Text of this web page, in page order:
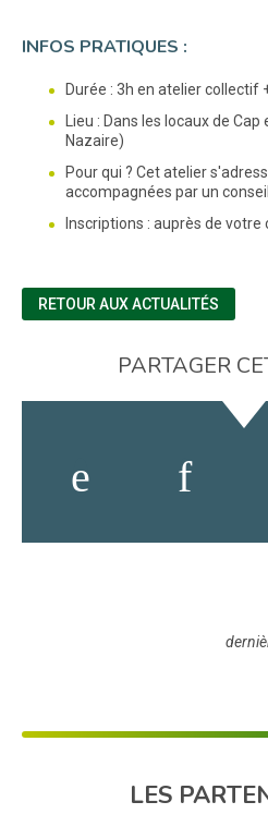
INFOS PRATIQUES :
Durée : 3h en atelier collectif
Lieu : Dans les locaux de
Nazaire)
Pour qui ? Cet atelier
accompagnées par un
Inscriptions : auprès de votre
RETOUR AUX ACTUALITÉS
PARTAGER
LES